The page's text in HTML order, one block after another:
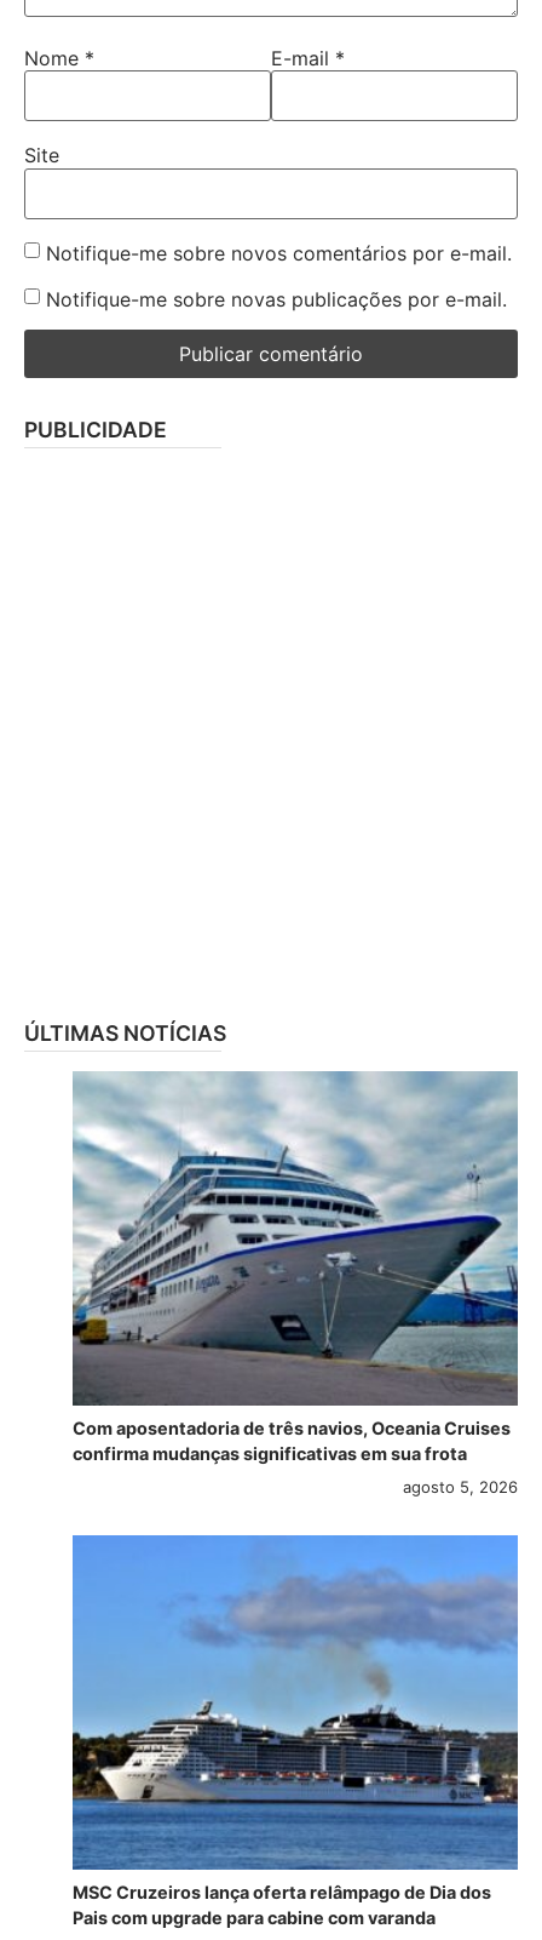
Nome * E-mail *
Site
Notifique-me sobre novos comentários por e-mail.
Notifique-me sobre novas publicações por e-mail.
PUBLICIDADE
ÚLTIMAS NOTÍCIAS
Com aposentadoria de três navios, Oceania Cruises
confirma mudanças significativas em sua frota
agosto 5, 2026
MSC Cruzeiros lança oferta relâmpago de Dia dos
Pais com upgrade para cabine com varanda